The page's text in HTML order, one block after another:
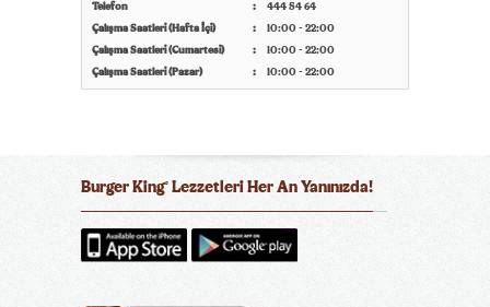
Telefon
444 54 64
Çalışma Saatleri (Hafta İçi)
10:00 - 22:00
Çalışma Saatleri (Cumartesi)
10:00 - 22:00
Çalışma Saatleri (Pazar)
10:00 - 22:00
Burger King® Lezzetleri Her An Yanınızda!